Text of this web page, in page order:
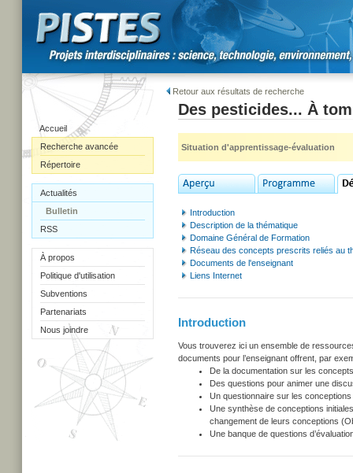
Accueil
Recherche avancée
Répertoire
Actualités
Bulletin
RSS
À propos
Politique d'utilisation
Subventions
Partenariats
Nous joindre
Retour aux résultats de recherche
Des pesticides... À
Situation d'apprentissage-évaluation
Introduction
Description de la thématique
Domaine Général de Formation
Réseau des concepts prescrits reliés au
Documents de l'enseignant
Liens Internet
Introduction
Vous trouverez ici un ensemble de
documents pour l’enseignant offrent, par
De la documentation sur les
Des questions pour animer une
Un questionnaire sur les
Une synthèse de conceptions
changement de leurs conceptions
Une banque de questions